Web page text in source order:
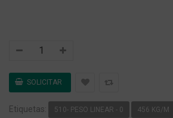
Etiquetas: 510- PESO LINEAR - 0 456 KG/M